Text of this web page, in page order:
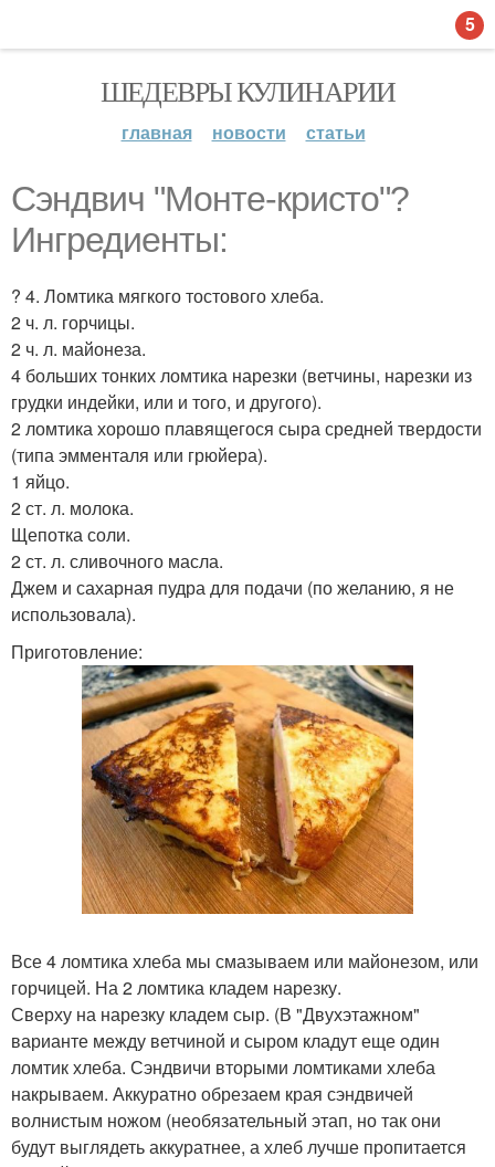
ШЕДЕВРЫ КУЛИНАРИИ
главная новости статьи
Сэндвич "Монте-кристо"?
Ингредиенты:
? 4. Ломтика мягкого тостового хлеба.
2 ч. л. горчицы.
2 ч. л. майонеза.
4 больших тонких ломтика нарезки (ветчины, нарезки из
грудки индейки, или и того, и другого).
2 ломтика хорошо плавящегося сыра средней твердости
(типа эмменталя или грюйера).
1 яйцо.
2 ст. л. молока.
Щепотка соли.
2 ст. л. сливочного масла.
Джем и сахарная пудра для подачи (по желанию, я не
использовала).
Приготовление:
Все 4 ломтика хлеба мы смазываем или майонезом, или
горчицей. На 2 ломтика кладем нарезку.
Сверху на нарезку кладем сыр. (В "Двухэтажном"
варианте между ветчиной и сыром кладут еще один
ломтик хлеба. Сэндвичи вторыми ломтиками хлеба
накрываем. Аккуратно обрезаем края сэндвичей
волнистым ножом (необязательный этап, но так они
будут выглядеть аккуратнее, а хлеб лучше пропитается
5